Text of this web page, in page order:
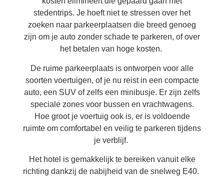
stedentrips. Je hoeft niet te stressen over het
zoeken naar parkeerplaatsen die breed genoeg
zijn om je auto zonder schade te parkeren, of over
het betalen van hoge kosten.
De ruime parkeerplaats is ontworpen voor alle
soorten voertuigen, of je nu reist in een compacte
auto, een SUV of zelfs een minibusje. Er zijn zelfs
speciale zones voor bussen en vrachtwagens.
Hoe groot je voertuig ook is, er is voldoende
ruimte om comfortabel en veilig te parkeren tijdens
je verblijf.
Het hotel is gemakkelijk te bereiken vanuit elke
richting dankzij de nabijheid van de snelweg E40.